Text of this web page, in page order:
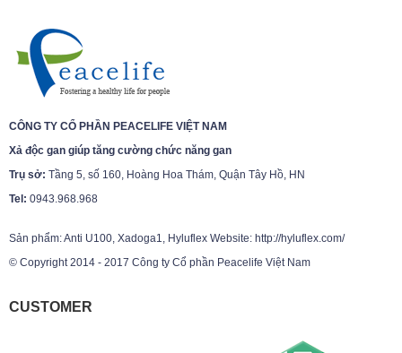
CÔNG TY CỔ PHẦN PEACELIFE VIỆT NAM
Xả độc gan giúp tăng cường chức năng gan
Trụ sở: Tầng 5, số 160, Hoàng Hoa Thám, Quận Tây Hồ, HN
Tel: 0943.968.968
Sản phẩm: Anti U100, Xadoga1, Hyluflex Website: http://hyluflex.com/
© Copyright 2014 - 2017 Công ty Cổ phần Peacelife Việt Nam
CUSTOMER